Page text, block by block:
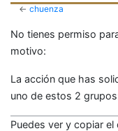
←chuenza
No tienes permiso
motivo:
La acción que has
uno de estos 2
Puedes ver y copiar